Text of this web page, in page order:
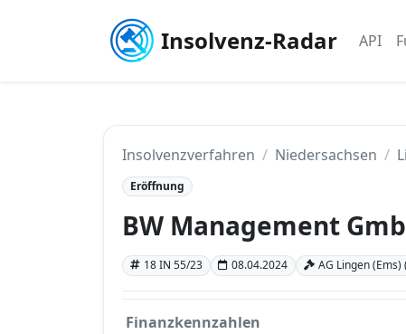
Insolvenz-Radar API
Insolvenzverfahren Niedersachsen
Eröffnung
BW Management
18 IN 55/23 08.04.2024 AG Lingen
Finanzkennzahlen